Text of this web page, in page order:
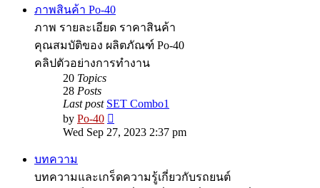
ภาพสินค้า Po-40
ภาพ รายละเอียด ราคาสินค้า
คุณสมบัติของ ผลิตภัณฑ์ Po-40
คลิปตัวอย่างการทำงาน
20 Topics
28 Posts
Last post SET Combo1
by Po-40
the
Wed Sep 27, 2023 2:37 pm
บทความ
บทความและเกร็ดความรู้เกี่ยวกับรถยนต์